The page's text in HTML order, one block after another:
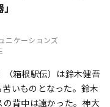
ニケーションズ
（箱根駅伝）は鈴木健吾
いものとなった。鈴木
背中は遠かった。神大